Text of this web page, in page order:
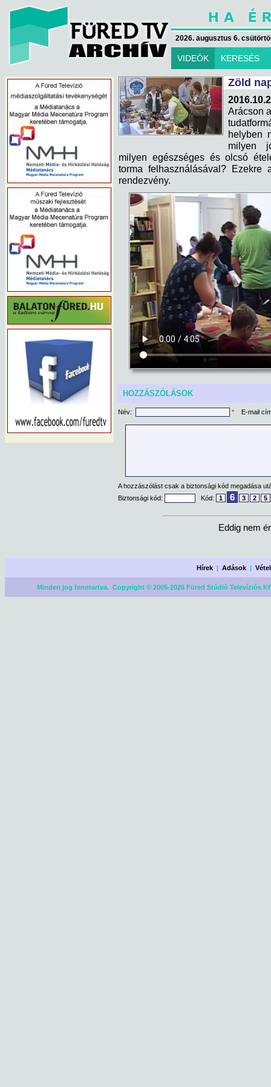
2026. augusztus 6.
VIDEÓK KERESÉS
Zöld
Arácson
helyben
milyen
milyen egészséges és olcsó
torma felhasználásával? Ezekre
rendezvény.
HOZZÁSZÓLÁSOK
Név: * E-mail
A hozzászólást csak a biztonsági kód megadása
Biztonsági kód:
Kód: 1 6 3 2 5
Eddig nem
Hírek |Adások |
Minden jog fenntartva. Copyright © 2005-2026 Füred Stúdió Televíziós